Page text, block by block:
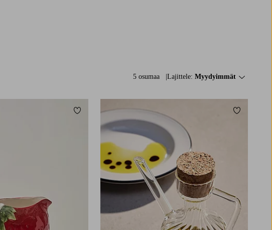
5 osumaa Lajittele: Myydyimmät
Lisää suosikkeihin Lisää